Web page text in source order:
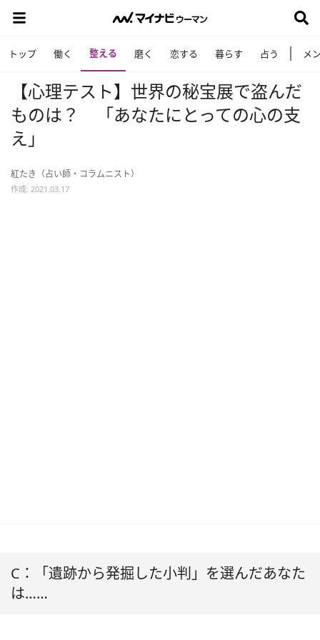
トップ 働く 整える 磨く 恋する 暮らす 占う メ
【心理テスト】世界の秘宝展で盗んだ
ものは？ 「あなたにとっての心の支
え」
紅たき（占い師・コラムニスト）
作成: 2021.03.17
C：「遺跡から発掘した小判」を選んだあなた
は……